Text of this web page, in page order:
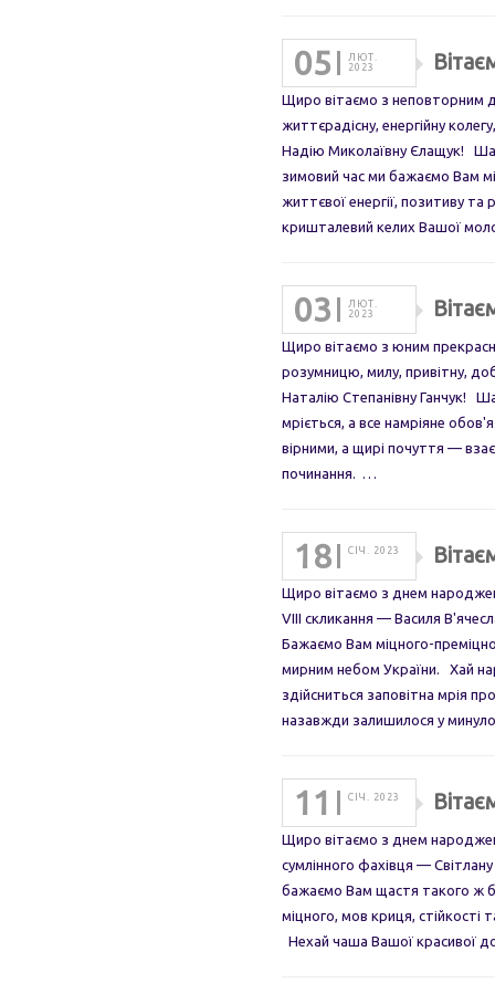
05
ЛЮТ.
2023
Щиро вітаємо з неповторним
життєрадісну, енергійну
Надію Миколаївну Єлащук!
зимовий час ми бажаємо Вам
життєвої енергії, позитиву
кришталевий келих Вашої
03
ЛЮТ.
2023
Щиро вітаємо з юним
розумницю, милу, привітну,
Наталію Степанівну Ганчук!
мріється, а все намріяне
вірними, а щирі почуття —
починання. …
18 СІЧ. 2023
Щиро вітаємо з днем
VIII скликання — Василя
Бажаємо Вам міцного-
мирним небом України. Хай
здійсниться заповітна мрія
назавжди залишилося у
11 СІЧ. 2023
Щиро вітаємо з днем
сумлінного фахівця —
бажаємо Вам щастя такого ж
міцного, мов криця, стійкості
Нехай чаша Вашої красивої